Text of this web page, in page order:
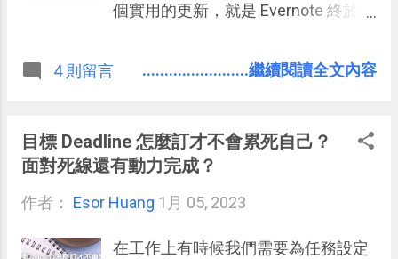
個實用的更新，就是 Evernote 終於加
4 則留言
........................繼續閱讀全文內容
目標 Deadline 怎麼訂才不會累死自己？
面對死線還有動力完成？
作者： Esor Huang 1月 05, 2023
在工作上有時候我們需要為任務設定